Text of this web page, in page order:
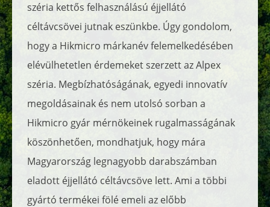
széria kettős felhasználású éjjellátó
céltávcsövei jutnak eszünkbe. Úgy gondolom,
hogy a Hikmicro márkanév felemelkedésében
elévülhetetlen érdemeket szerzett az Alpex
széria. Megbízhatóságának, egyedi innovatív
megoldásainak és nem utolsó sorban a
Hikmicro gyár mérnökeinek rugalmasságának
köszönhetően, mondhatjuk, hogy mára
Magyarország legnagyobb darabszámban
eladott éjjellátó céltávcsöve lett. Ami a többi
gyártó termékei fölé emeli az előbb